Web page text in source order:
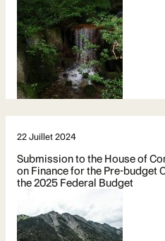
22 Juillet 2024
Submission to the House of
on Finance for the Pre-budget
the 2025 Federal Budget